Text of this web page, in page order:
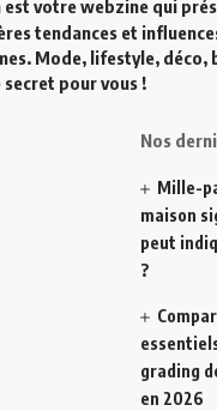
est votre webzine qui
tendances et
Mode, lifestyle,
secret pour vous !
Nos
Mille-
maison
peut
?
grading
en 2026